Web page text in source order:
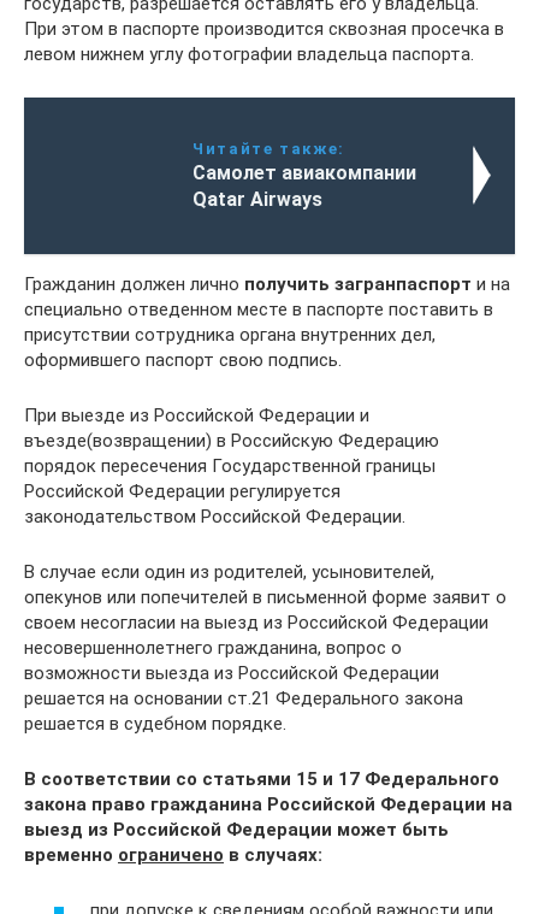
При этом в паспорте производится сквозная просечка в
левом нижнем углу фотографии владельца паспорта.
Читайте также:
Самолет авиакомпании
Qatar Airways
Гражданин должен лично получить загранпаспорт и на
специально отведенном месте в паспорте поставить в
присутствии сотрудника органа внутренних дел,
оформившего паспорт свою подпись.
При выезде из Российской Федерации и
въезде(возвращении) в Российскую Федерацию
порядок пересечения Государственной границы
Российской Федерации регулируется
законодательством Российской Федерации.
В случае если один из родителей, усыновителей,
опекунов или попечителей в письменной форме заявит о
своем несогласии на выезд из Российской Федерации
несовершеннолетнего гражданина, вопрос о
возможности выезда из Российской Федерации
решается на основании ст.21 Федерального закона
решается в судебном порядке.
В соответствии со статьями 15 и 17 Федерального
закона право гражданина Российской Федерации на
выезд из Российской Федерации может быть
временно ограничено в случаях: